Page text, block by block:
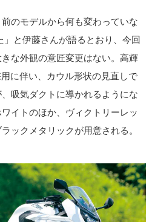
前のモデルから何も変わっていな
と伊藤さんが語るとおり、今回
な外観の意匠変更はない。高輝
に伴い、カウル形状の見直しで
吸気ダクトに導かれるようにな
イトのほか、ヴィクトリーレッ
ックメタリックが用意される。